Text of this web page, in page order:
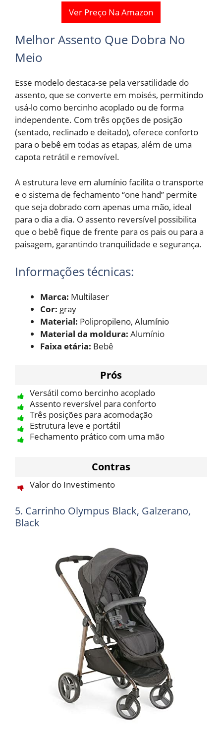
Ver Preço Na Amazon
Melhor Assento Que Dobra No
Meio
Esse modelo destaca-se pela versatilidade do
assento, que se converte em moisés, permitindo
usá-lo como bercinho acoplado ou de forma
independente. Com três opções de posição
(sentado, reclinado e deitado), oferece conforto
para o bebê em todas as etapas, além de uma
capota retrátil e removível.
A estrutura leve em alumínio facilita o transporte
e o sistema de fechamento “one hand” permite
que seja dobrado com apenas uma mão, ideal
para o dia a dia. O assento reversível possibilita
que o bebê fique de frente para os pais ou para a
paisagem, garantindo tranquilidade e segurança.
Informações técnicas:
Marca: Multilaser
Cor: gray
Material: Polipropileno, Alumínio
Material da moldura: Alumínio
Faixa etária: Bebê
Prós
Versátil como bercinho acoplado
Assento reversível para conforto
Três posições para acomodação
Estrutura leve e portátil
Fechamento prático com uma mão
Contras
Valor do Investimento
5. Carrinho Olympus Black, Galzerano,
Black